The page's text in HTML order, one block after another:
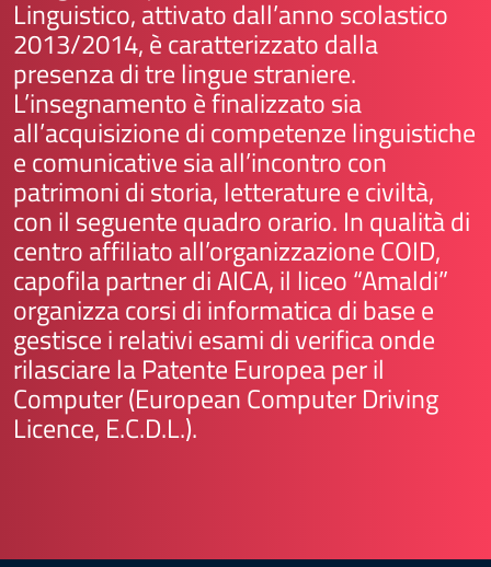
Linguistico, attivato dall’anno scolastico
2013/2014, è caratterizzato dalla
presenza di tre lingue straniere.
L’insegnamento è finalizzato sia
all’acquisizione di competenze linguistiche
e comunicative sia all’incontro con
patrimoni di storia, letterature e civiltà,
con il seguentequadro orario. In qualità di
centro affiliato all’organizzazione COID,
capofila partner di AICA, il liceo “Amaldi”
organizza corsi di informatica di base e
gestisce i relativi esami di verifica onde
rilasciare la Patente Europea per il
Computer (European Computer Driving
Licence, E.C.D.L.).